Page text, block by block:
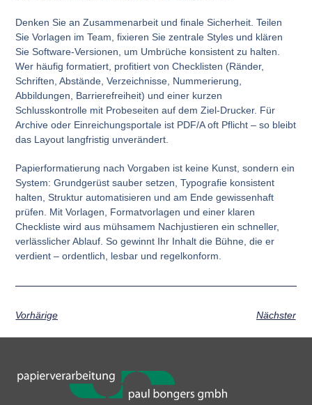
Denken Sie an Zusammenarbeit und finale Sicherheit. Teilen
Sie Vorlagen im Team, fixieren Sie zentrale Styles und klären
Sie Software-Versionen, um Umbrüche konsistent zu halten.
Wer häufig formatiert, profitiert von Checklisten (Ränder,
Schriften, Abstände, Verzeichnisse, Nummerierung,
Abbildungen, Barrierefreiheit) und einer kurzen
Schlusskontrolle mit Probeseiten auf dem Ziel-Drucker. Für
Archive oder Einreichungsportale ist PDF/A oft Pflicht – so bleibt
das Layout langfristig unverändert.
Papierformatierung nach Vorgaben ist keine Kunst, sondern ein
System: Grundgerüst sauber setzen, Typografie konsistent
halten, Struktur automatisieren und am Ende gewissenhaft
prüfen. Mit Vorlagen, Formatvorlagen und einer klaren
Checkliste wird aus mühsamem Nachjustieren ein schneller,
verlässlicher Ablauf. So gewinnt Ihr Inhalt die Bühne, die er
verdient – ordentlich, lesbar und regelkonform.
Vorhärige Nächster